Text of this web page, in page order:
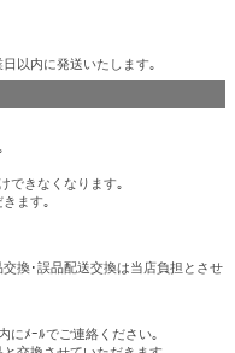
以内に発送いたします｡
できなくなります｡
ます｡
換･誤品配送交換は当店負担とさせ
にﾒｰﾙでご連絡ください｡